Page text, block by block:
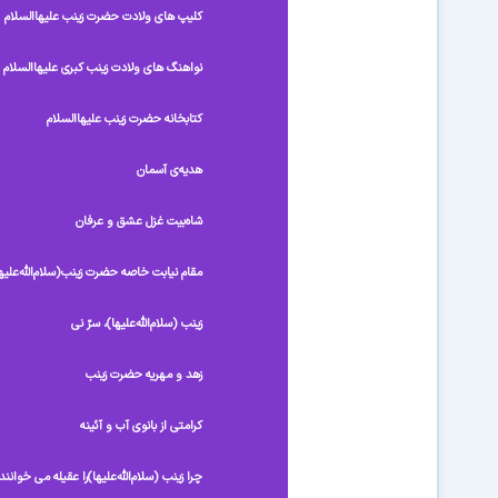
کلیپ های ولادت حضرت زینب علیهاالسلام
نواهنگ های ولادت زینب کبری علیهاالسلام
کتابخانه حضرت زینب علیهاالسلام
هدیه‌ی آسمان
شاه‌بیت غزل عشق و عرفان
مقام نیابت خاصه حضرت
زینب (سلام‌الله‌علیها)، سرّ نی
زهد و مهریه حضرت زینب
کرامتی‏ از بانوی آب و آئینه
چرا زینب (سلام‌الله‌علیها)را عقیله می